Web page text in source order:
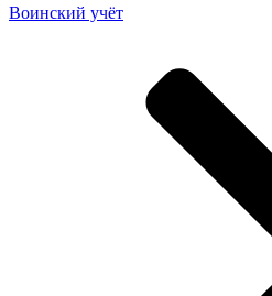
Воинский учёт